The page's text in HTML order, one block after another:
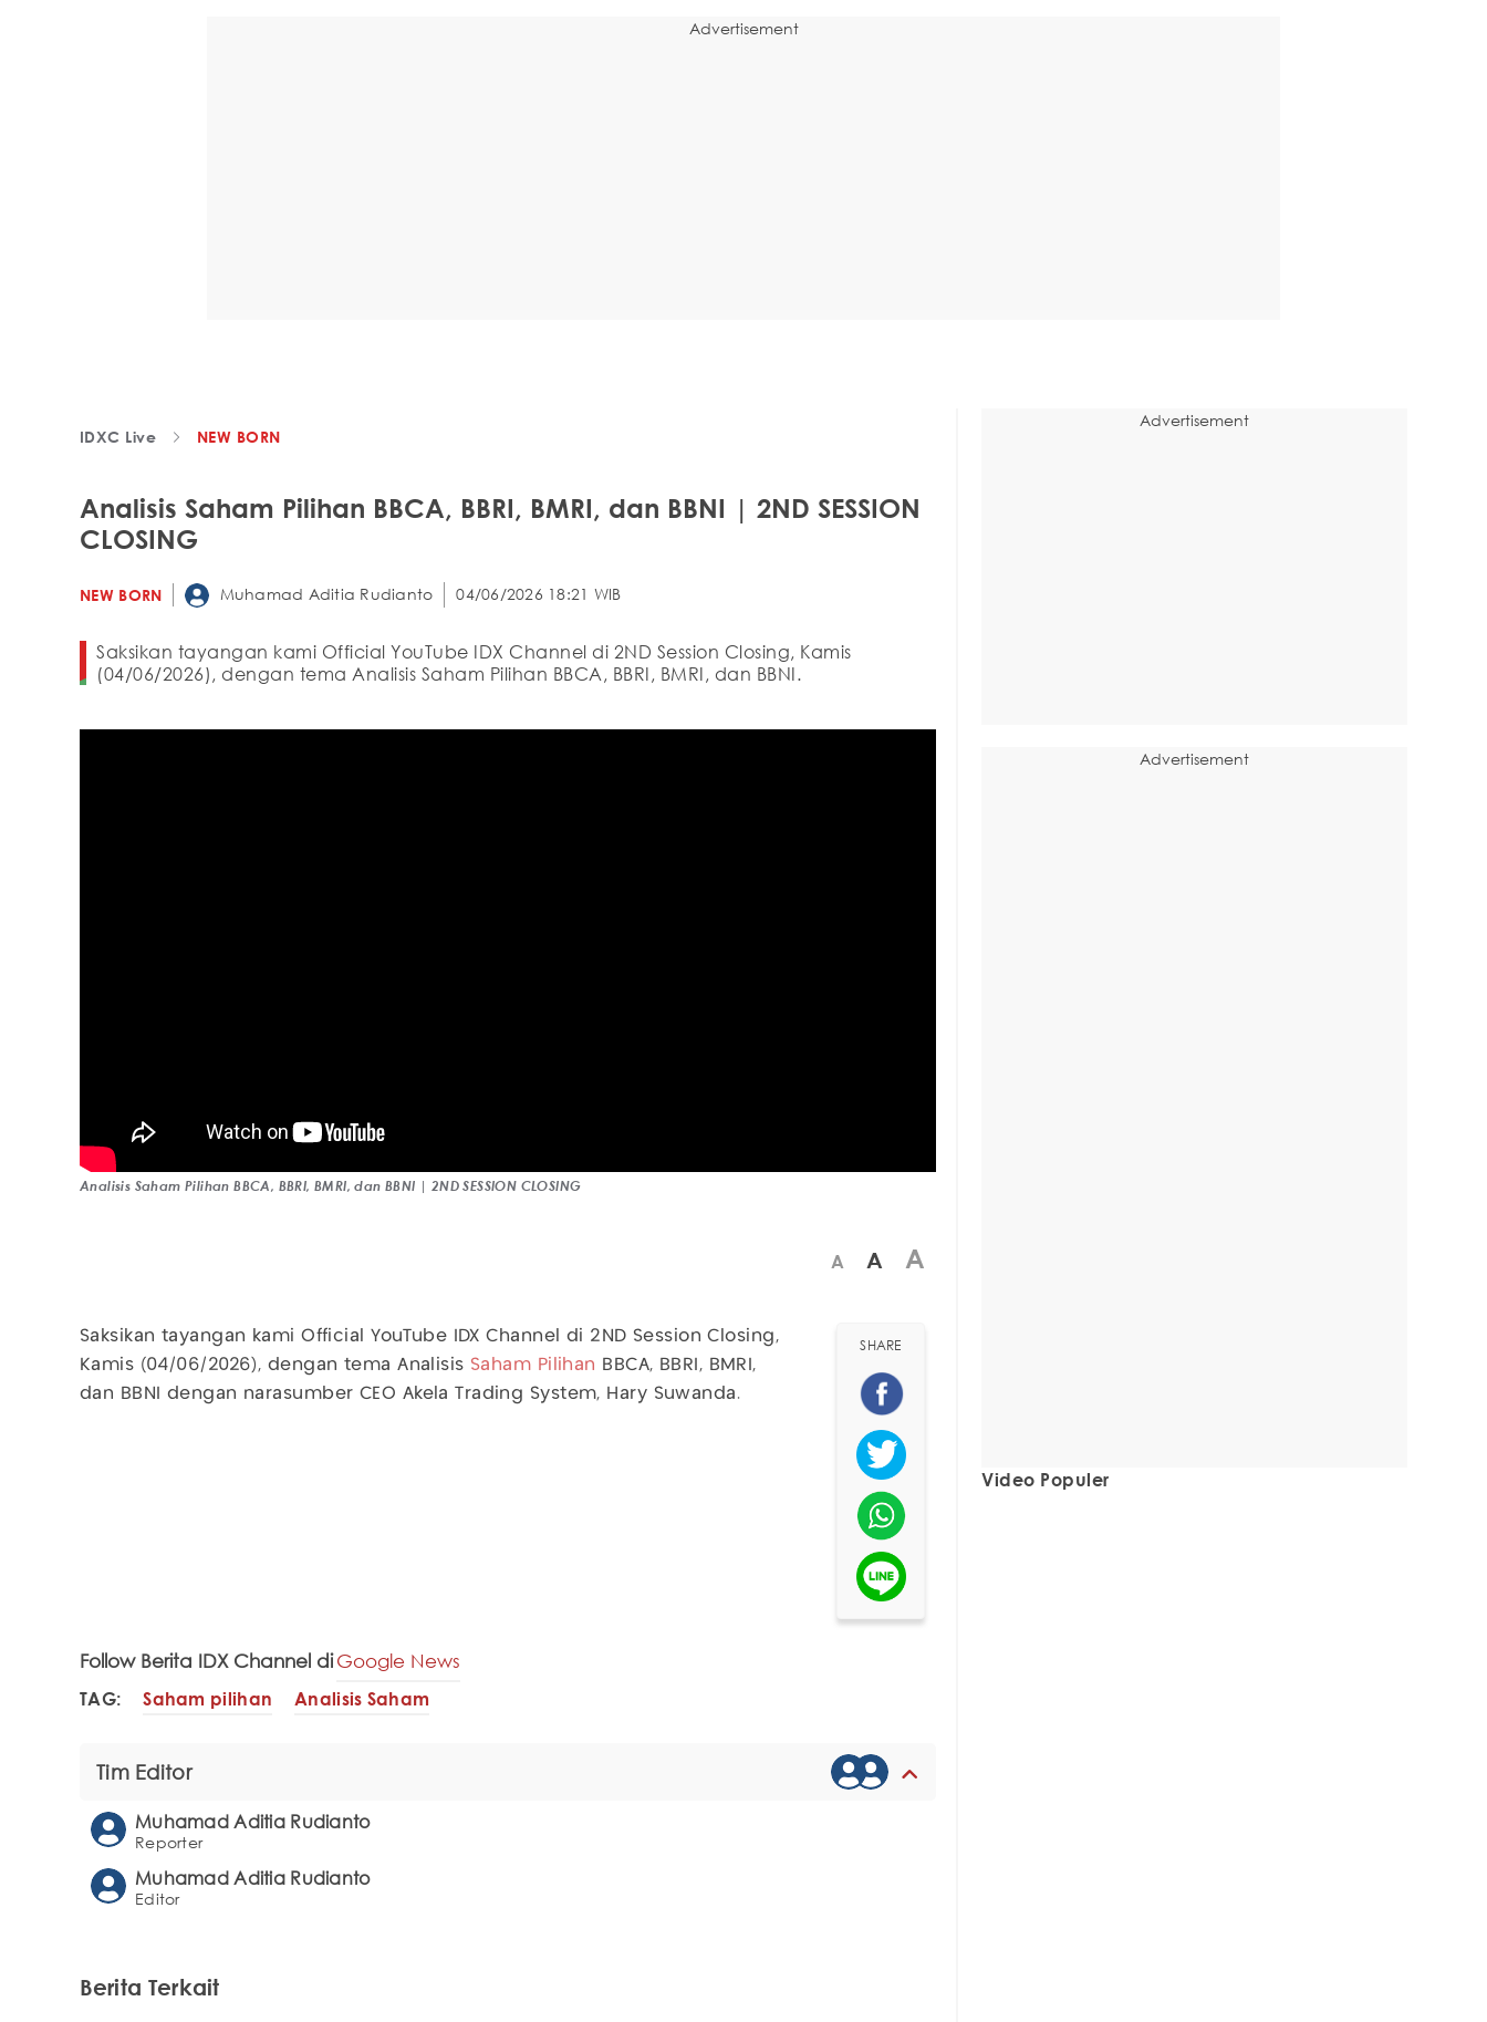
Advertisement
IDXC Live NEW BORN
Analisis Saham Pilihan BBCA, BBRI, BMRI, dan BBNI | 2ND SESSION
CLOSING
NEW BORN Muhamad Aditia Rudianto 04/06/2026 18:21 WIB
Saksikan tayangan kami Official YouTube IDX Channel di 2ND Session Closing, Kamis
(04/06/2026), dengan tema Analisis Saham Pilihan BBCA, BBRI, BMRI, dan BBNI.
Analisis Saham Pilihan BBCA, BBRI, BMRI, dan BBNI | 2ND SESSION CLOSING
A A A
Saksikan tayangan kami Official YouTube IDX Channel di 2ND Session Closing,
Kamis (04/06/2026), dengan tema Analisis Saham Pilihan BBCA, BBRI, BMRI,
dan BBNI dengan narasumber CEO Akela Trading System, Hary Suwanda.
SHARE
Follow Berita IDX Channel diGoogle News
TAG: Saham pilihan Analisis Saham
Tim Editor
Muhamad Aditia Rudianto
Reporter
Muhamad Aditia Rudianto
Editor
Berita Terkait
Advertisement
Advertisement
Video Populer